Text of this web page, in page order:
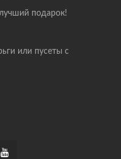
подарок!
или пусеты с